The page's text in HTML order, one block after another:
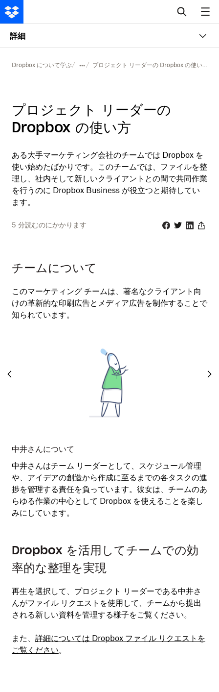
詳細
Dropbox について学ぶ プロジェクト リーダーの Dropbox の使い方
プロジェクト リーダーの
Dropbox の使い方
ある大手マーケティング会社のチームでは Dropbox を
使い始めたばかりです。このチームでは、ファイルを整
理し、社内そして新しいクライアントとの間で共同作業
を行うのに Dropbox Business が役立つと期待してい
ます。
5 分読むのにかかります
チームについて
このマーケティング チームは、著名なクライアント向
けの革新的な印刷広告とメディア広告を制作することで
知られています。
中井さんについて
中井さんはチーム リーダーとして、スケジュール管理
や、アイデアの創造から作成に至るまでの各タスクの進
捗を管理する責任を負っています。彼女は、チームのあ
らゆる作業の中心として Dropbox を使えることを楽し
みにしています。
Dropbox を活用してチームでの効
率的な整理を実現
再生を選択して、プロジェクト リーダーである中井さ
んがファイル リクエストを使用して、チームから提出
される新しい資料を管理する様子をご覧ください。
また、 詳細については Dropbox ファイル リクエストを
ご覧ください。